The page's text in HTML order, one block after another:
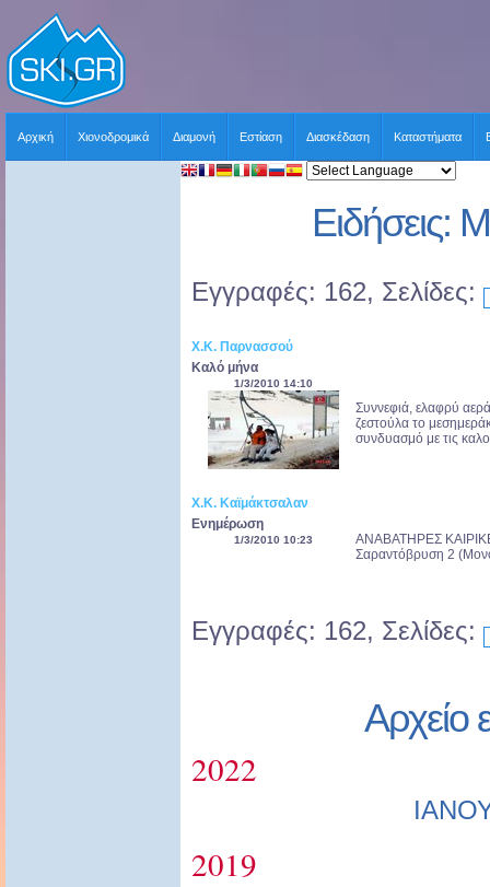
Αρχική Χιονοδρομικά Διαμονή Εστίαση Διασκέδαση Καταστήματα
Ειδήσεις:
Εγγραφές: 162, Σελίδες:
Χ.Κ. Παρνασσού
Καλό μήνα
1/3/2010 14:10
Συννεφιά, ελαφρύ
ζεστούλα το
συνδυασμό με τις
Χ.Κ. Καϊμάκτσαλαν
Ενημέρωση
1/3/2010 10:23
ΑΝΑΒΑΤΗΡΕΣ
Σαραντόβρυση 2
Εγγραφές: 162, Σελίδες:
Αρχείο
2022
2019